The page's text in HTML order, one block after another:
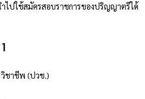
ไปใช้สมัครสอบราชการของปริญญาตรีได้
ชาชีพ (ปวช.)